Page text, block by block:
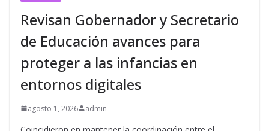
Revisan Gobernador y Secretario
de Educación avances para
proteger a las infancias en
entornos digitales
agosto 1, 2026 admin